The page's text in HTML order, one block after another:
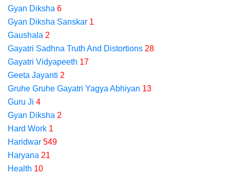
Gyan Diksha 6
Gyan Diksha Sanskar 1
Gaushala 2
Gayatri Sadhna Truth And Distortions 28
Gayatri Vidyapeeth 17
Geeta Jayanti 2
Gruhe Gruhe Gayatri Yagya Abhiyan 13
Guru Ji 4
Gyan Diksha 2
Hard Work 1
Haridwar 549
Haryana 21
Health 10